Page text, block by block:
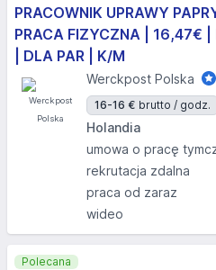
PRACOWNIK UPRAWY
PRACA FIZYCZNA | 16,47€ |
| DLA PAR | K/M
Werckpost Polska
16-16 € brutto / godz.
Holandia
umowa o pracę
rekrutacja zdalna
praca od zaraz
wideo
Polecana